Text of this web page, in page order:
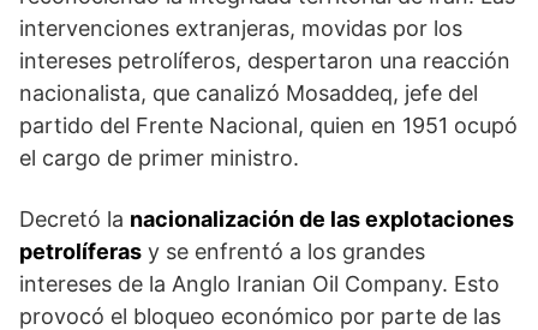
intervenciones extranjeras, movidas por los
intereses petrolíferos, despertaron una reacción
nacionalista, que canalizó Mosaddeq, jefe del
partido del Frente Nacional, quien en 1951 ocupó
el cargo de primer ministro.
Decretó la nacionalización de las explotaciones
petrolíferas y se enfrentó a los grandes
intereses de la Anglo Iranian Oil Company. Esto
provocó el bloqueo económico por parte de las